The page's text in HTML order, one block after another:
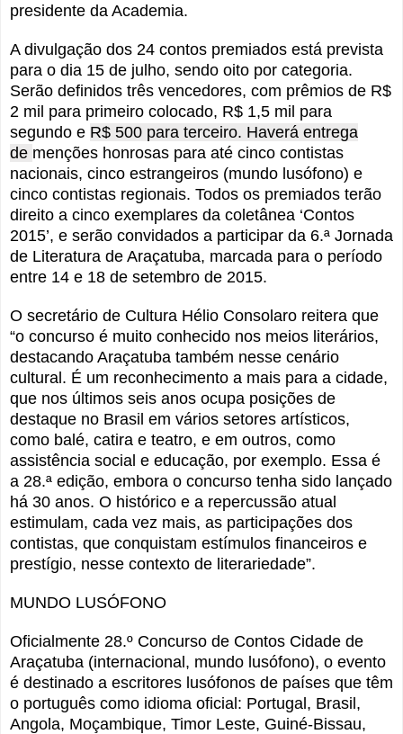
presidente da Academia.
A divulgação dos 24 contos premiados está prevista
para o dia 15 de julho, sendo oito por categoria.
Serão definidos três vencedores, com prêmios de R$
2 mil para primeiro colocado, R$ 1,5 mil para
segundo e R$ 500 para terceiro. Haverá entrega
de menções honrosas para até cinco contistas
nacionais, cinco estrangeiros (mundo lusófono) e
cinco contistas regionais. Todos os premiados terão
direito a cinco exemplares da coletânea ‘Contos
2015’, e serão convidados a participar da 6.ª Jornada
de Literatura de Araçatuba, marcada para o período
entre 14 e 18 de setembro de 2015.
O secretário de Cultura Hélio Consolaro reitera que
“o concurso é muito conhecido nos meios literários,
destacando Araçatuba também nesse cenário
cultural. É um reconhecimento a mais para a cidade,
que nos últimos seis anos ocupa posições de
destaque no Brasil em vários setores artísticos,
como balé, catira e teatro, e em outros, como
assistência social e educação, por exemplo. Essa é
a 28.ª edição, embora o concurso tenha sido lançado
há 30 anos. O histórico e a repercussão atual
estimulam, cada vez mais, as participações dos
contistas, que conquistam estímulos financeiros e
prestígio, nesse contexto de literariedade”.
MUNDO LUSÓFONO
Oficialmente 28.º Concurso de Contos Cidade de
Araçatuba (internacional, mundo lusófono), o evento
é destinado a escritores lusófonos de países que têm
o português como idioma oficial: Portugal, Brasil,
Angola, Moçambique, Timor Leste, Guiné-Bissau,